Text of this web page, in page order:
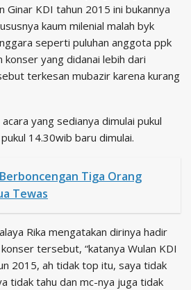
Ginar KDI tahun 2015 ini bukannya
kaum milenial malah byk
seperti puluhan anggota ppk
konser yang didanai lebih dari
terkesan mubazir karena kurang
yang sedianya dimulai pukul
14.30wib baru dimulai.
Tiga Orang
Tewas
Rika mengatakan dirinya hadir
tersebut, “katanya Wulan KDI
2015, ah tidak top itu, saya tidak
tidak tahu dan mc-nya juga tidak